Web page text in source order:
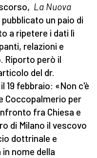
La Nuova
un paio di
a ripetere i dati lì
relazioni e
Riporto però il
del dr.
19 febbraio: «Non c'è
Coccopalmerio per
fra Chiesa e
di Milano il vescovo
dottrinale e
nome della